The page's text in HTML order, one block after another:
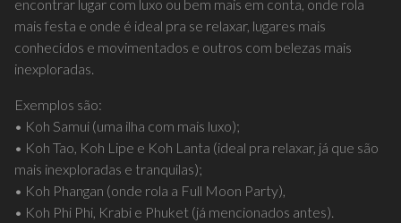
encontrar lugar com luxo ou bem mais em conta, onde rola
mais festa e onde é ideal pra se relaxar, lugares mais
conhecidos e movimentados e outros com belezas mais
inexploradas.
Exemplos são:
• Koh Samui (uma ilha com mais luxo);
• Koh Tao, Koh Lipe e Koh Lanta (ideal pra relaxar, já que são
mais inexploradas e tranquilas);
• Koh Phangan (onde rola a Full Moon Party),
• Koh Phi Phi, Krabi e Phuket (já mencionados antes).